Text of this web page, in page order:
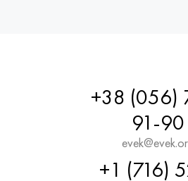
+38 (056)
91-90
+1 (716)